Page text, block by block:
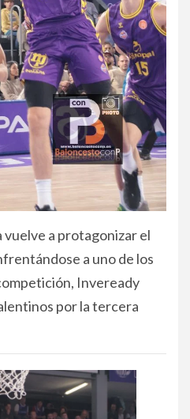
a protagonizar el
a uno de los
Inveready
por la tercera